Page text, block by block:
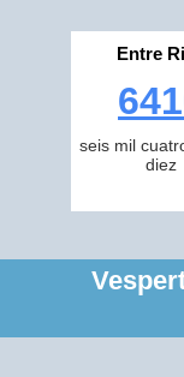
Entre
seis mil
diez